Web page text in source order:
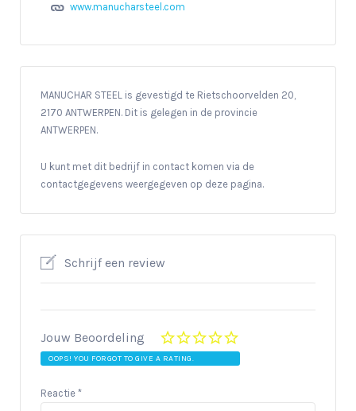
www.manucharsteel.com
MANUCHAR STEEL is gevestigd te Rietschoorvelden 20,
2170 ANTWERPEN. Dit is gelegen in de provincie
ANTWERPEN.
U kunt met dit bedrijf in contact komen via de
contactgegevens weergegeven op deze pagina.
Schrijf een review
Jouw Beoordeling
OOPS! YOU FORGOT TO GIVE A RATING.
Reactie *